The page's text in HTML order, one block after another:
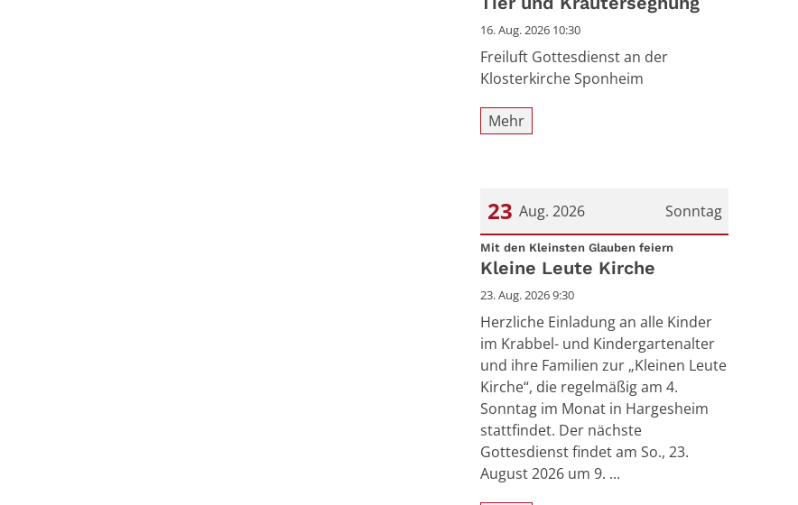
16. Aug. 2026 10:30
Freiluft Gottesdienst an der
Klosterkirche Sponheim
Mehr
Sonntag
23 Aug. 2026
Datum: 23. August 2026
Mit den Kleinsten Glauben feiern:
Kleine Leute Kirche
23. Aug. 2026 9:30
Herzliche Einladung an alle Kinder
im Krabbel- und Kindergartenalter
und ihre Familien zur „Kleinen Leute
Kirche“, die regelmäßig am 4.
Sonntag im Monat in Hargesheim
stattfindet. Der nächste
Gottesdienst findet am So., 23.
August 2026 um 9. ...